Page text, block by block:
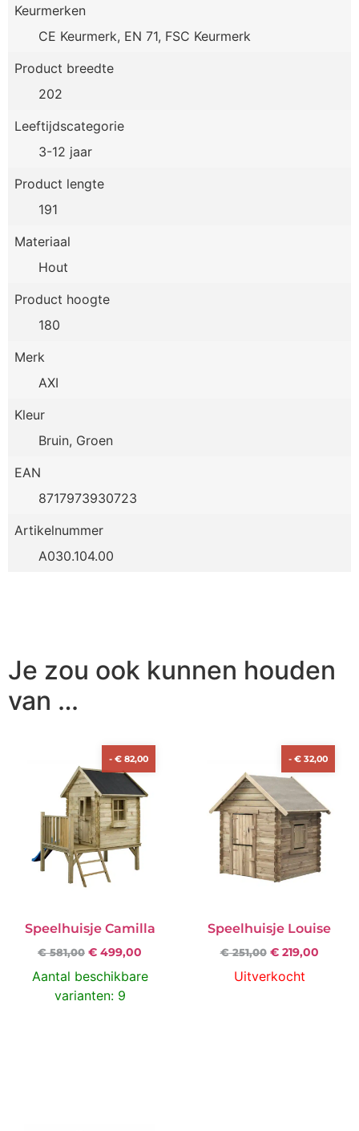
Keurmerken
CE Keurmerk, EN 71, FSC Keurmerk
Product breedte
202
Leeftijdscategorie
3-12 jaar
Product lengte
191
Materiaal
Hout
Product hoogte
180
Merk
AXI
Kleur
Bruin, Groen
EAN
8717973930723
Artikelnummer
A030.104.00
Je zou ook kunnen houden
van …
-€ 82,00
Speelhuisje Camilla
€581,00 € 499,00
Aantal beschikbare
varianten: 9
-€ 32,00
Speelhuisje Louise
€251,00 €219,00
Uitverkocht